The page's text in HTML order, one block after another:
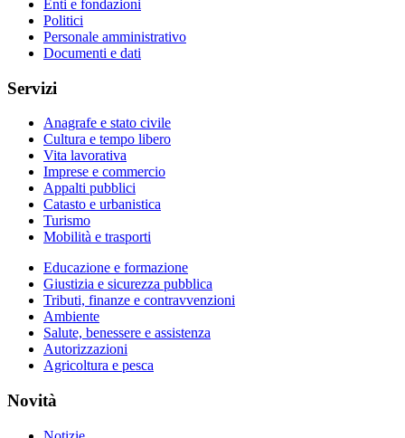
Enti e fondazioni
Politici
Personale amministrativo
Documenti e dati
Servizi
Anagrafe e stato civile
Cultura e tempo libero
Vita lavorativa
Imprese e commercio
Appalti pubblici
Catasto e urbanistica
Turismo
Mobilità e trasporti
Educazione e formazione
Giustizia e sicurezza pubblica
Tributi, finanze e contravvenzioni
Ambiente
Salute, benessere e assistenza
Autorizzazioni
Agricoltura e pesca
Novità